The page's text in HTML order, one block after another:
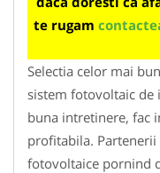
te rugam
Selectia celor mai
sistem fotovoltaic
buna intretinere, fac
profitabila.
fotovoltaice pornind